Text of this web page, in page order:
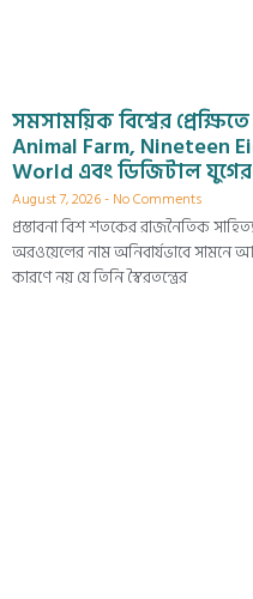
সমসাময়িক বিশ্বের
Animal Farm, Nineteen
World এবং ডিজিটাল যুগের
August 7, 2026 No Comments
প্রস্তাবনা বিশ শতকের রাজনৈতিক
অরওয়েলের নাম অনিবার্যভাবে
কারণে নয় যে তিনি স্বৈরতন্ত্রের